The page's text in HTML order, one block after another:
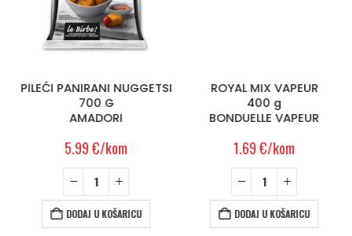
PILEĆI PANIRANI NUGGETSI
700 G
AMADORI
5.99€/kom
DODAJ U KOŠARICU
ROYAL MIX VAPEUR
400 g
BONDUELLE VAPEUR
1.69€/kom
DODAJ U KOŠARICU